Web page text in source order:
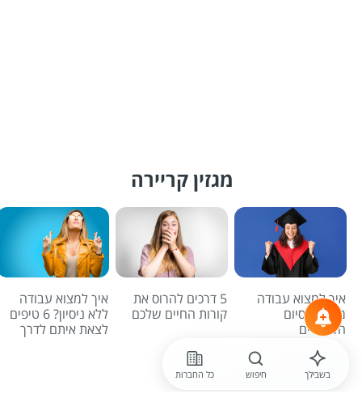
מגזין קריירה
איך למצוא עבודה
מיד עם סיום
הלימודים
5 דרכים להרוס את
קורות החיים שלכם
איך למצוא עבודה
ללא ניסיון? 6 טיפים
לצאת איתם לדרך
לכל הכתבות
בשבילך חיפוש כל החברות